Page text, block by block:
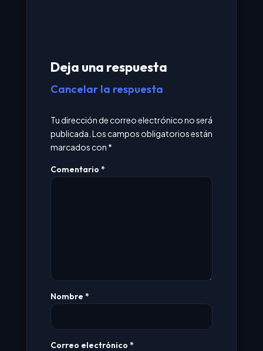
Deja una respuesta
Cancelar la respuesta
Tu dirección de correo electrónico no será
publicada. Los campos obligatorios están
marcados con *
Comentario *
Nombre *
Correo electrónico *